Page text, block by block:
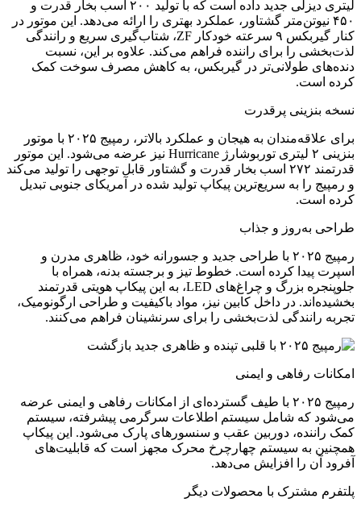
لیتری دیزلی جدید داده است که با تولید ۲۰۰ اسب بخار قدرت و
۴۵۰ نیوتن‌متر گشتاور، عملکرد بهتری را ارائه می‌دهد. این موتور در
کنار گیربکس ۹ سرعته خودکار ZF، شتاب‌گیری سریع و رانندگی
لذت‌بخشی را برای راننده فراهم می‌کند. علاوه بر این، نسبت
دنده‌های طولانی‌تر در گیربکس، به کاهش مصرف سوخت کمک
کرده است.
نسخه بنزینی پرقدرت
برای علاقه‌مندان به هیجان و عملکرد بالاتر، رمپیج ۲۰۲۵ با موتور
بنزینی ۲ لیتری توربوشارژ Hurricane نیز عرضه می‌شود. این موتور
قدرتمند ۲۷۲ اسب بخار قدرت و گشتاور قابل توجهی را تولید می‌کند
و رمپیج را به سریع‌ترین پیکاپ تولید شده در آمریکای جنوبی تبدیل
کرده است.
طراحی به‌روز و جذاب
رمپیج ۲۰۲۵ با طراحی جدید و جسورانه خود، ظاهری مدرن و
اسپرت پیدا کرده است. خطوط تیز و برجسته بدنه، همراه با
جلوپنجره بزرگ و چراغ‌های LED، به این پیکاپ هویتی قدرتمند
بخشیده‌اند. در داخل کابین نیز، مواد باکیفیت و طراحی ارگونومیک،
تجربه رانندگی لذت‌بخشی را برای سرنشینان فراهم می‌کنند.
امکانات رفاهی و ایمنی
رمپیج ۲۰۲۵ با طیف گسترده‌ای از امکانات رفاهی و ایمنی عرضه
می‌شود که شامل سیستم اطلاعات سرگرمی پیشرفته، سیستم
کمک راننده، دوربین عقب و سنسورهای پارک می‌شود. این پیکاپ
همچنین به سیستم چهارچرخ محرک مجهز است که قابلیت‌های
آفرود آن را افزایش می‌دهد.
پلتفرم مشترک با محصولات دیگر